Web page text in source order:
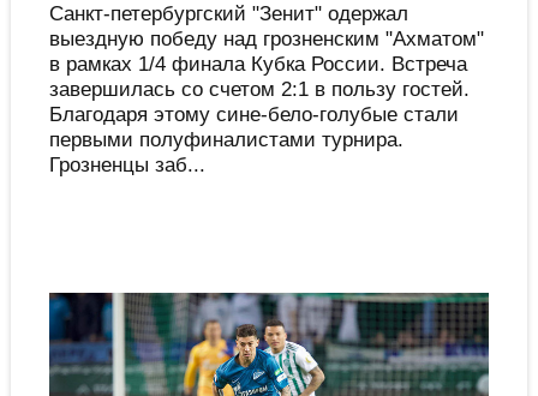
Санкт-петербургский "Зенит" одержал
выездную победу над грозненским "Ахматом"
в рамках 1/4 финала Кубка России. Встреча
завершилась со счетом 2:1 в пользу гостей.
Благодаря этому сине-бело-голубые стали
первыми полуфиналистами турнира.
Грозненцы заб...